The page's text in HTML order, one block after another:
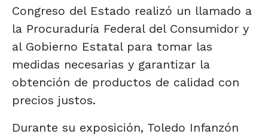
Congreso del Estado realizó un llamado a
la Procuraduría Federal del Consumidor y
al Gobierno Estatal para tomar las
medidas necesarias y garantizar la
obtención de productos de calidad con
precios justos.
Durante su exposición, Toledo Infanzón